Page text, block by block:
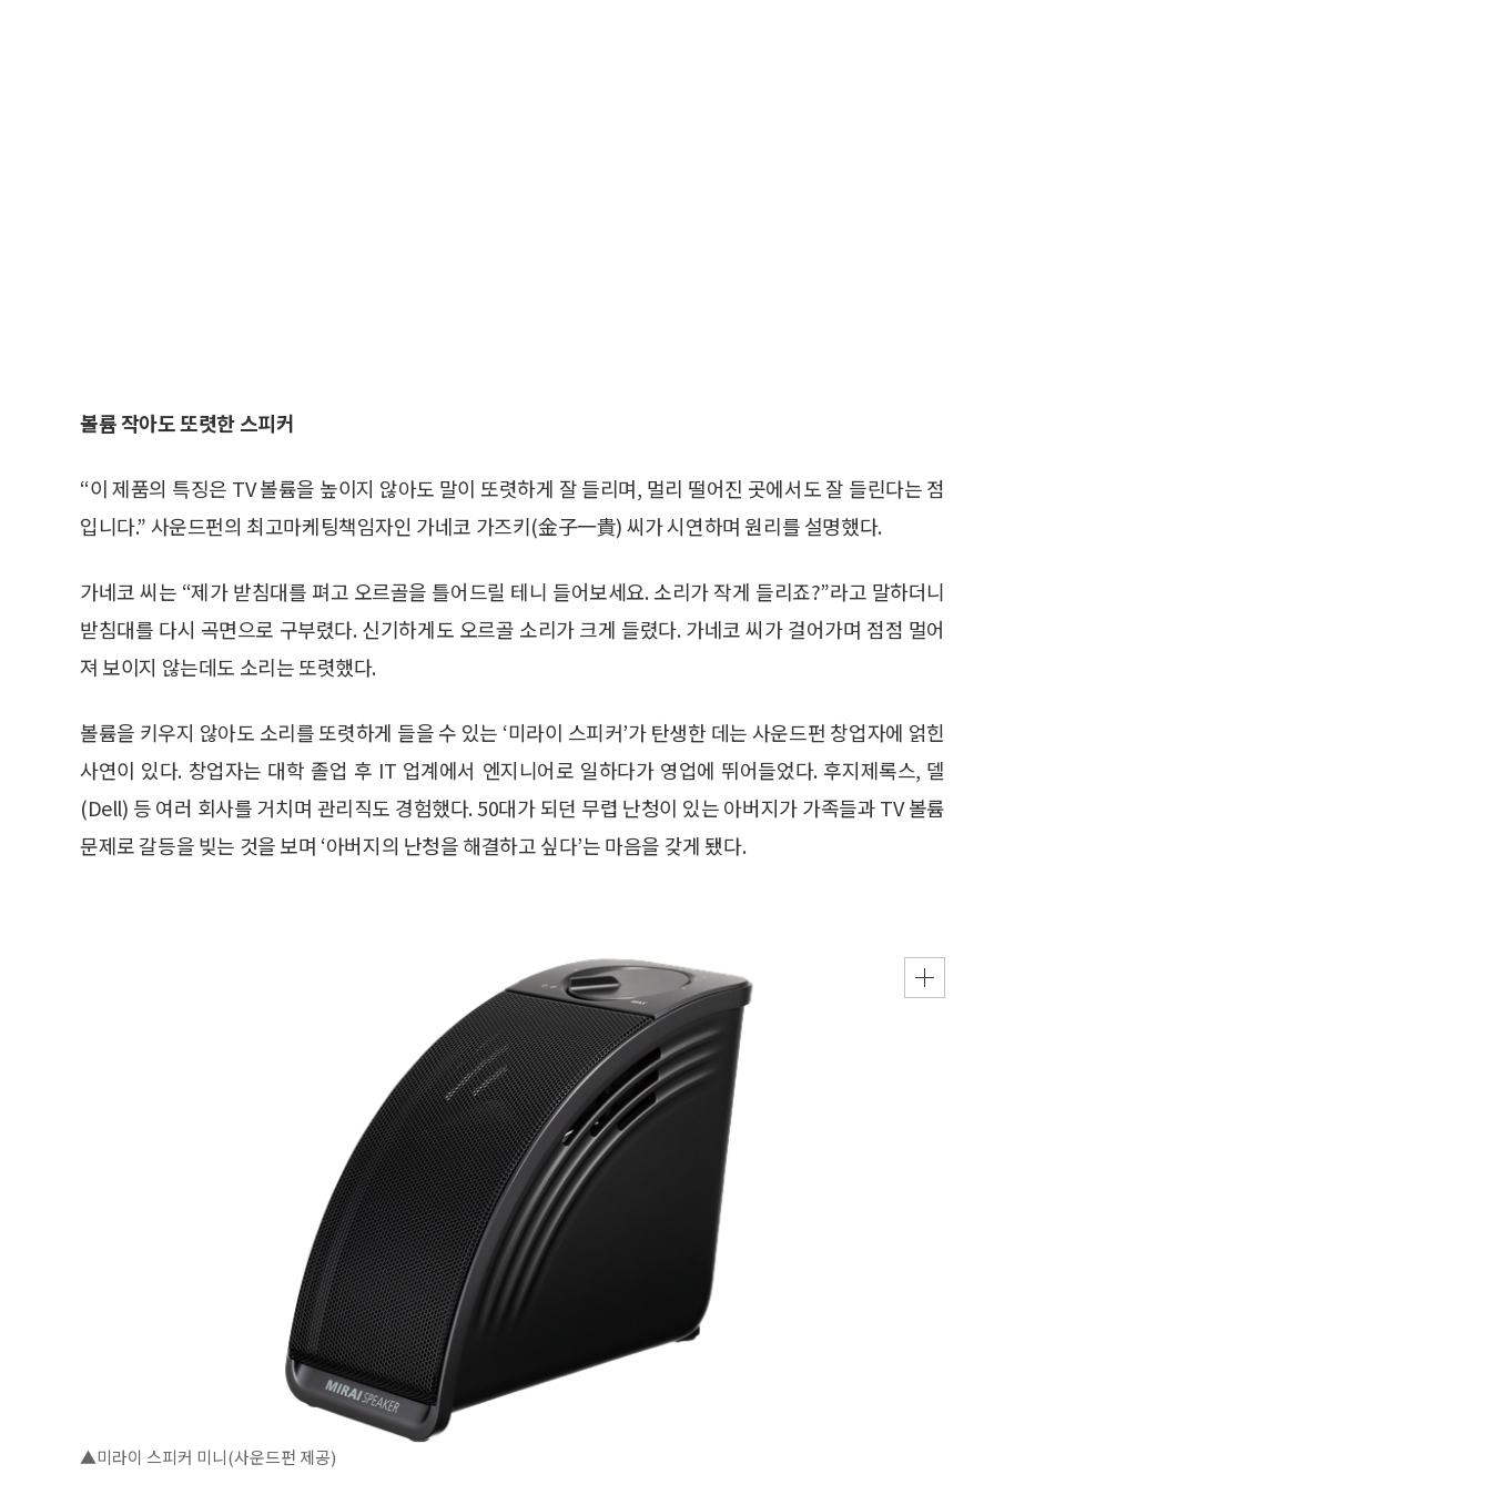
볼륨 작아도 또렷한 스피커
“이 제품의 특징은 TV 볼륨을 높이지 않아도 말이 또렷하게 잘 들리며, 멀리 떨어진 곳에서도 잘 들린다는 점
입니다.” 사운드펀의 최고마케팅책임자인 가네코 가즈키(金子一貴) 씨가 시연하며 원리를 설명했다.
가네코 씨는 “제가 받침대를 펴고 오르골을 틀어드릴 테니 들어보세요. 소리가 작게 들리죠?”라고 말하더니
받침대를 다시 곡면으로 구부렸다. 신기하게도 오르골 소리가 크게 들렸다. 가네코 씨가 걸어가며 점점 멀어
져 보이지 않는데도 소리는 또렷했다.
볼륨을 키우지 않아도 소리를 또렷하게 들을 수 있는 ‘미라이 스피커’가 탄생한 데는 사운드펀 창업자에 얽힌
사연이 있다. 창업자는 대학 졸업 후 IT 업계에서 엔지니어로 일하다가 영업에 뛰어들었다. 후지제록스, 델
(Dell) 등 여러 회사를 거치며 관리직도 경험했다. 50대가 되던 무렵 난청이 있는 아버지가 가족들과 TV 볼륨
문제로 갈등을 빚는 것을 보며 ‘아버지의 난청을 해결하고 싶다’는 마음을 갖게 됐다.
▲미라이 스피커 미니(사운드펀 제공)